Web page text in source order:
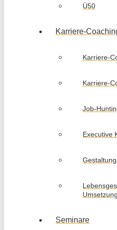
Ü50
Karriere-
Karriere-
Karriere-
Job-
Executive
Seminare